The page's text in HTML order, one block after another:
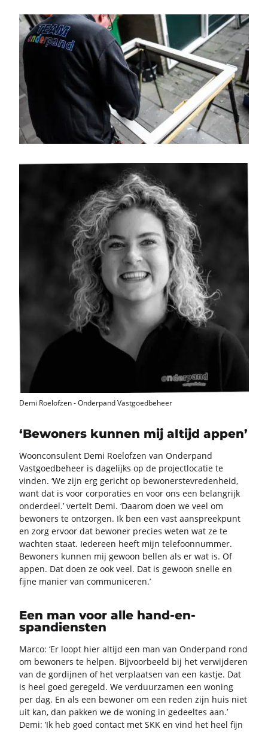
Demi Roelofzen - Onderpand Vastgoedbeheer
‘Bewoners kunnen mij altijd appen’
Woon­con­su­lent Demi Roe­lof­zen van On­der­pand
Vast­goed­be­heer is da­ge­lijks op de pro­ject­lo­ca­tie te
vin­den. ‘We zijn erg ge­richt op be­wo­ners­te­vre­den­heid,
want dat is voor cor­po­ra­ties en voor ons een be­lang­rijk
on­der­deel.’ ver­telt Demi. ‘Daar­om doen we veel om
be­wo­ners te ont­zor­gen. Ik ben een vast aan­spreek­punt
en zorg er­voor dat be­wo­ner pre­cies weten wat ze te
wach­ten staat. Ie­der­een heeft mijn te­le­foon­num­mer.
Be­wo­ners kun­nen mij ge­woon bel­len als er wat is. Of
appen. Dat doen ze ook veel. Dat is ge­woon snel­le en
fijne ma­nier van com­mu­ni­ce­ren.’
Een man voor alle hand-en-
spandiensten
Marco: ‘Er loopt hier al­tijd een man van On­der­pand rond
om be­wo­ners te hel­pen. Bij­voor­beeld bij het ver­wij­de­ren
van de gor­dij­nen of het ver­plaat­sen van een kast­je. Dat
is heel goed ge­re­geld. We ver­duur­za­men een wo­ning
per dag. En als een be­wo­ner om een reden zijn huis niet
uit kan, dan pak­ken we de wo­ning in ge­deel­tes aan.’
Demi: ’Ik heb goed con­tact met SKK en vind het heel fijn